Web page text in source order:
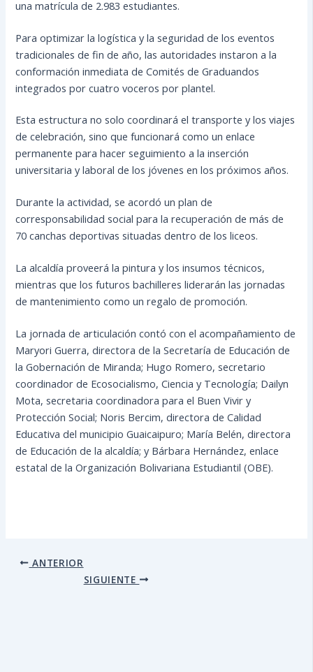
una matrícula de 2.983 estudiantes.
Para optimizar la logística y la seguridad de los eventos
tradicionales de fin de año, las autoridades instaron a la
conformación inmediata de Comités de Graduandos
integrados por cuatro voceros por plantel.
Esta estructura no solo coordinará el transporte y los viajes
de celebración, sino que funcionará como un enlace
permanente para hacer seguimiento a la inserción
universitaria y laboral de los jóvenes en los próximos años.
Durante la actividad, se acordó un plan de
corresponsabilidad social para la recuperación de más de
70 canchas deportivas situadas dentro de los liceos.
La alcaldía proveerá la pintura y los insumos técnicos,
mientras que los futuros bachilleres liderarán las jornadas
de mantenimiento como un regalo de promoción.
La jornada de articulación contó con el acompañamiento de
Maryori Guerra, directora de la Secretaría de Educación de
la Gobernación de Miranda; Hugo Romero, secretario
coordinador de Ecosocialismo, Ciencia y Tecnología; Dailyn
Mota, secretaria coordinadora para el Buen Vivir y
Protección Social; Noris Bercim, directora de Calidad
Educativa del municipio Guaicaipuro; María Belén, directora
de Educación de la alcaldía; y Bárbara Hernández, enlace
estatal de la Organización Bolivariana Estudiantil (OBE).
ANTERIOR
SIGUIENTE